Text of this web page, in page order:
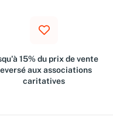
15% du prix de vente
aux associations
caritatives